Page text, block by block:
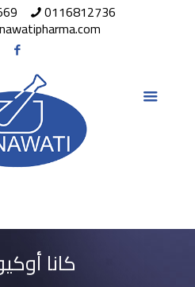
0116812736
كانا